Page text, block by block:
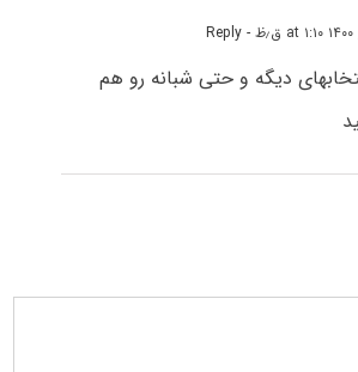
- Reply
دیگه و حتی شبانه رو هم